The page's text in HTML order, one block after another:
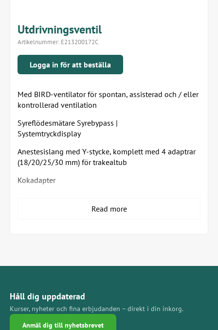
Utdrivningsventil
Artikelnummer: E213200172C
Logga in för att beställa
Med BIRD-ventilator för spontan, assisterad och / eller
kontrollerad ventilation
Syreflödesmätare Syrebypass |
Systemtryckdisplay
Anestesislang med Y-stycke, komplett med 4 adaptrar
(18/20/25/30 mm) för trakealtub
Kokadapter
Read more
Håll dig uppdaterad
Kurser, nyheter och fina erbjudanden – direkt i din inkorg.
Anmäl dig till nyhetsbrevet